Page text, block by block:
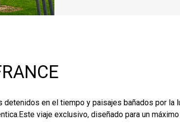
en el tiempo y paisajes bañados por
viaje exclusivo, diseñado para un